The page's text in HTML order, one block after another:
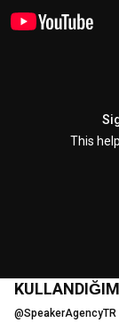
This
@SpeakerAgencyTR